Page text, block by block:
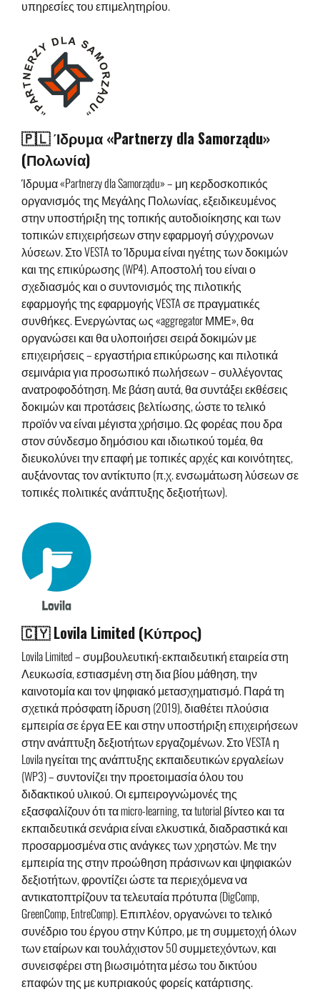
υπηρεσίες του επιμελητηρίου.
🇵🇱 Ίδρυμα «Partnerzy dla Samorządu»
(Πολωνία)
Ίδρυμα «Partnerzy dla Samorządu» – μη κερδοσκοπικός
οργανισμός της Μεγάλης Πολωνίας, εξειδικευμένος
στην υποστήριξη της τοπικής αυτοδιοίκησης και των
τοπικών επιχειρήσεων στην εφαρμογή σύγχρονων
λύσεων. Στο VESTA το Ίδρυμα είναι ηγέτης των δοκιμών
και της επικύρωσης (WP4). Αποστολή του είναι ο
σχεδιασμός και ο συντονισμός της πιλοτικής
εφαρμογής της εφαρμογής VESTA σε πραγματικές
συνθήκες. Ενεργώντας ως «aggregator ΜΜΕ», θα
οργανώσει και θα υλοποιήσει σειρά δοκιμών με
επιχειρήσεις – εργαστήρια επικύρωσης και πιλοτικά
σεμινάρια για προσωπικό πωλήσεων – συλλέγοντας
ανατροφοδότηση. Με βάση αυτά, θα συντάξει εκθέσεις
δοκιμών και προτάσεις βελτίωσης, ώστε το τελικό
προϊόν να είναι μέγιστα χρήσιμο. Ως φορέας που δρα
στον σύνδεσμο δημόσιου και ιδιωτικού τομέα, θα
διευκολύνει την επαφή με τοπικές αρχές και κοινότητες,
αυξάνοντας τον αντίκτυπο (π.χ. ενσωμάτωση λύσεων σε
τοπικές πολιτικές ανάπτυξης δεξιοτήτων).
🇨🇾 Lovila Limited (Κύπρος)
Lovila Limited – συμβουλευτική-εκπαιδευτική εταιρεία στη
Λευκωσία, εστιασμένη στη δια βίου μάθηση, την
καινοτομία και τον ψηφιακό μετασχηματισμό. Παρά τη
σχετικά πρόσφατη ίδρυση (2019), διαθέτει πλούσια
εμπειρία σε έργα ΕΕ και στην υποστήριξη επιχειρήσεων
στην ανάπτυξη δεξιοτήτων εργαζομένων. Στο VESTA η
Lovila ηγείται της ανάπτυξης εκπαιδευτικών εργαλείων
(WP3) – συντονίζει την προετοιμασία όλου του
διδακτικού υλικού. Οι εμπειρογνώμονές της
εξασφαλίζουν ότι τα micro-learning, τα tutorial βίντεο και τα
εκπαιδευτικά σενάρια είναι ελκυστικά, διαδραστικά και
προσαρμοσμένα στις ανάγκες των χρηστών. Με την
εμπειρία της στην προώθηση πράσινων και ψηφιακών
δεξιοτήτων, φροντίζει ώστε τα περιεχόμενα να
αντικατοπτρίζουν τα τελευταία πρότυπα (DigComp,
GreenComp, EntreComp). Επιπλέον, οργανώνει το τελικό
συνέδριο του έργου στην Κύπρο, με τη συμμετοχή όλων
των εταίρων και τουλάχιστον 50 συμμετεχόντων, και
συνεισφέρει στη βιωσιμότητα μέσω του δικτύου
επαφών της με κυπριακούς φορείς κατάρτισης.